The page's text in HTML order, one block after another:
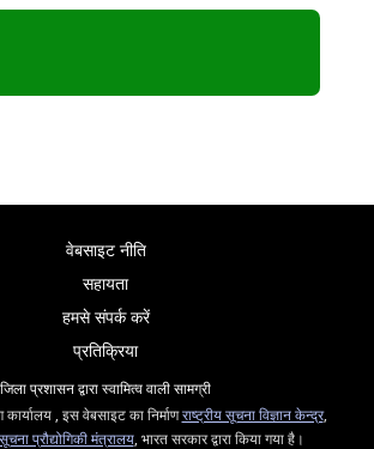
वेबसाइट नीति
सहायता
हमसे संपर्क करें
प्रतिक्रिया
जिला प्रशासन द्वारा स्वामित्व वाली सामग्री
, इस वेबसाइट का निर्माणराष्ट्रीय सूचना विज्ञान केन्द्र,
प्रौद्योगिकी मंत्रालय, भारत सरकार द्वारा किया गया है।